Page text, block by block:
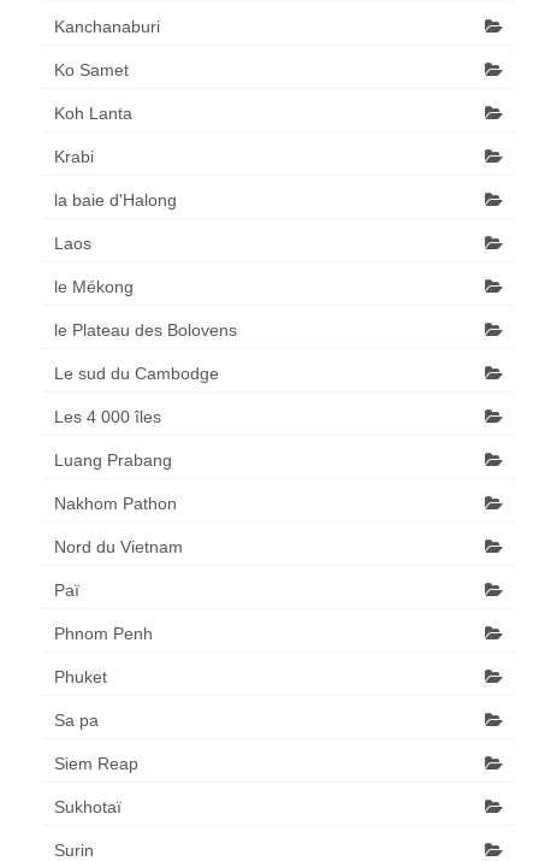
Kanchanaburi
Ko Samet
Koh Lanta
Krabi
la baie d'Halong
Laos
le Mékong
le Plateau des Bolovens
Le sud du Cambodge
Les 4 000 îles
Luang Prabang
Nakhom Pathon
Nord du Vietnam
Paï
Phnom Penh
Phuket
Sa pa
Siem Reap
Sukhotaï
Surin